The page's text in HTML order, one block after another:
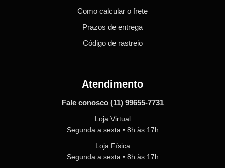
Como calcular o frete
Prazos de entrega
Código de rastreio
Atendimento
Fale conosco (11) 99655-7731
Loja Virtual
Segunda a sexta • 8h às 17h
Loja Física
Segunda a sexta • 8h às 17h